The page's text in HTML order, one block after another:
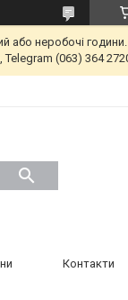
або неробочі
(063) 364
Контакти